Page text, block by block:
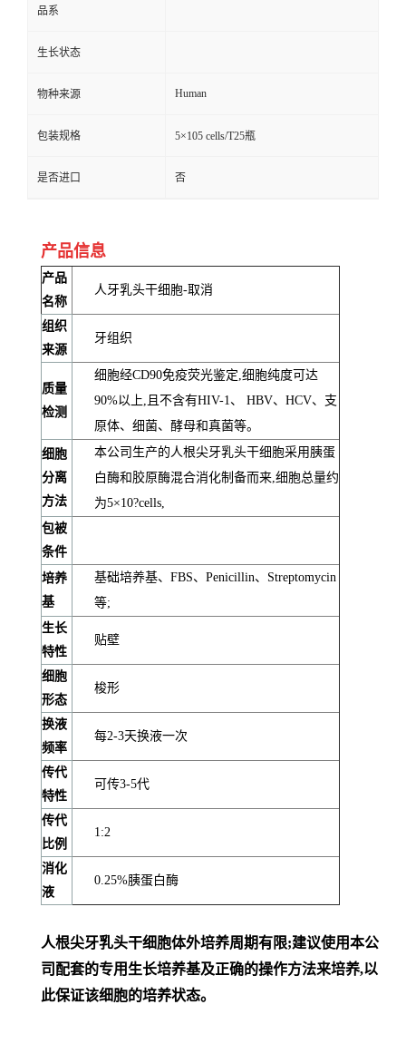
品系
生长状态
物种来源 Human
包装规格 5×105 cells/T25瓶
是否进口 否
产品信息
产品
名称
人牙乳头干细胞-取消
组织
来源
牙组织
质量
检测
细胞经CD90免疫荧光鉴定,细胞纯度可达
90%以上,且不含有HIV-1、 HBV、HCV、支
原体、细菌、酵母和真菌等。
细胞
分离
方法
本公司生产的人根尖牙乳头干细胞采用胰蛋
白酶和胶原酶混合消化制备而来,细胞总量约
为5×10?cells,
包被
条件
培养
基
基础培养基、FBS、Penicillin、Streptomycin
等;
生长
特性
贴壁
细胞
形态
梭形
换液
频率
每2-3天换液一次
传代
特性
可传3-5代
传代
比例
1:2
消化
液
0.25%胰蛋白酶
人根尖牙乳头干细胞体外培养周期有限;建议使用本公
司配套的专用生长培养基及正确的操作方法来培养,以
此保证该细胞的培养状态。